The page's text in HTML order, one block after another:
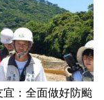
：全面做好防颱